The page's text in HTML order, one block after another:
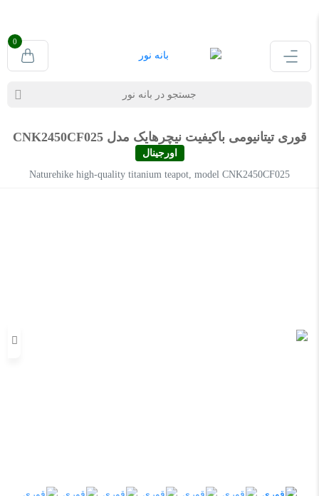
0
قوری تیتانیومی باکیفیت نیچرهایک مدل CNK2450CF025
اورجینال
Naturehike high-quality titanium teapot, model CNK2450CF025